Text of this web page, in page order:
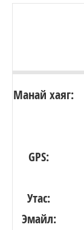
Манай хаяг:
GPS:
Утас:
Эмайл: